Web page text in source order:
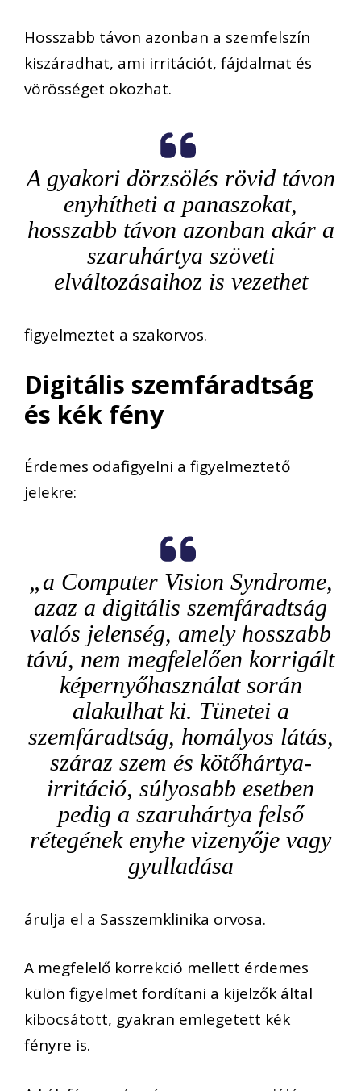
Hosszabb távon azonban a szemfelszín
kiszáradhat, ami irritációt, fájdalmat és
vörösséget okozhat.
A gyakori dörzsölés rövid távon
enyhítheti a panaszokat,
hosszabb távon azonban akár a
szaruhártya szöveti
elváltozásaihoz is vezethet
figyelmeztet a szakorvos.
Digitális szemfáradtság
és kék fény
Érdemes odafigyelni a figyelmeztető
jelekre:
„a Computer Vision Syndrome,
azaz a digitális szemfáradtság
valós jelenség, amely hosszabb
távú, nem megfelelően korrigált
képernyőhasználat során
alakulhat ki. Tünetei a
szemfáradtság, homályos látás,
száraz szem és kötőhártya-
irritáció, súlyosabb esetben
pedig a szaruhártya felső
rétegének enyhe vizenyője vagy
gyulladása
árulja el a Sasszemklinika orvosa.
A megfelelő korrekció mellett érdemes
külön figyelmet fordítani a kijelzők által
kibocsátott, gyakran emlegetett kék
fényre is.